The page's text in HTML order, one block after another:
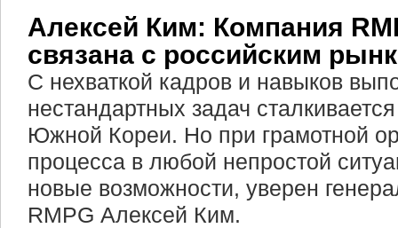
Алексей Ким: Компания
связана с российским
С нехваткой кадров и навыков
нестандартных задач
Южной Кореи. Но при грамотной
процесса в любой непростой
новые возможности, уверен
RMPG Алексей Ким.